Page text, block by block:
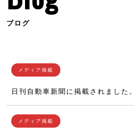
ブログ
日刊自動車新聞に掲載されました。